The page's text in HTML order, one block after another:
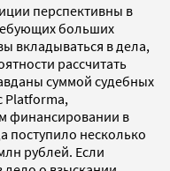
перспективны в
больших
вкладываться в дела,
рассчитать
суммой судебных
Platforma,
финансировании в
поступило несколько
рублей. Если